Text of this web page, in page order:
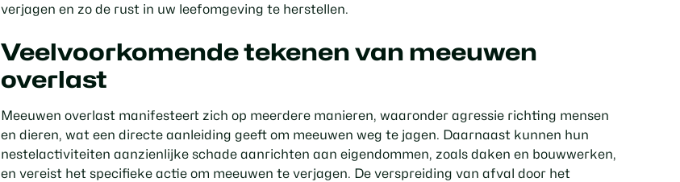
verjagen en zo de rust in uw leefomgeving te herstellen.
Veelvoorkomende tekenen van meeuwen
overlast
Meeuwen overlast manifesteert zich op meerdere manieren, waaronder agressie richting mensen
en dieren, wat een directe aanleiding geeft om meeuwen weg te jagen. Daarnaast kunnen hun
nestelactiviteiten aanzienlijke schade aanrichten aan eigendommen, zoals daken en bouwwerken,
en vereist het specifieke actie om meeuwen te verjagen. De verspreiding van afval door het